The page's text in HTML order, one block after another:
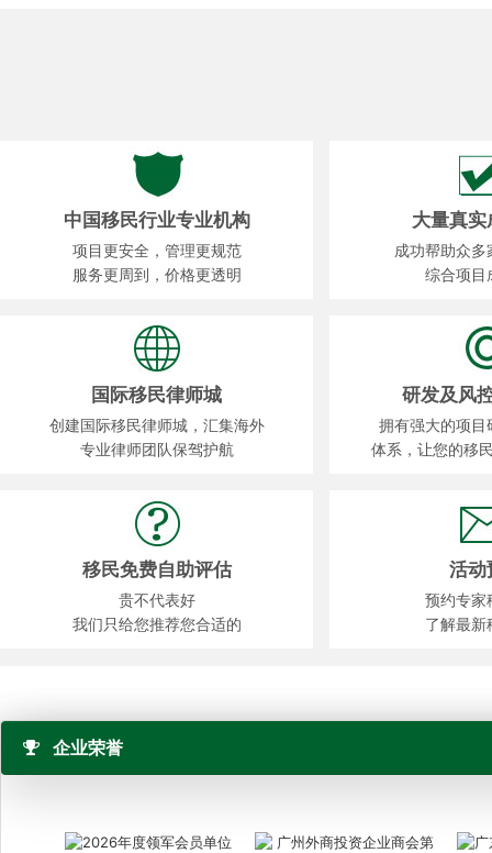
中国移民行业专业机构
项目更安全，管理更规范
服务更周到，价格更透明
大量真实
成功帮助众多
综合项目
国际移民律师城
创建国际移民律师城，汇集海外
专业律师团队保驾护航
研发及风
拥有强大的项目
体系，让您的移
移民免费自助评估
贵不代表好
我们只给您推荐您合适的
活动
预约专家
了解最新
企业荣誉